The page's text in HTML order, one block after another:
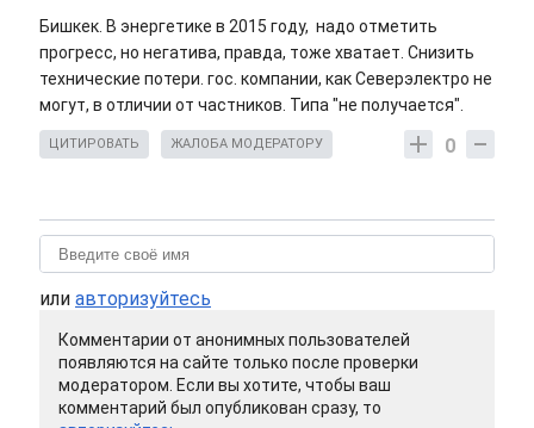
Бишкек. В энергетике в 2015 году, надо отметить
прогресс, но негатива, правда, тоже хватает. Снизить
технические потери. гос. компании, как Северэлектро не
могут, в отличии от частников. Типа "не получается".
0
ЦИТИРОВАТЬ ЖАЛОБА МОДЕРАТОРУ
или авторизуйтесь
Комментарии от анонимных пользователей
появляются на сайте только после проверки
модератором. Если вы хотите, чтобы ваш
комментарий был опубликован сразу, то